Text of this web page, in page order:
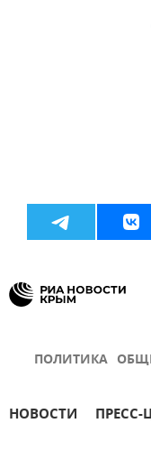
ПОЛИТИКА
НОВОСТИ ПРЕСС-